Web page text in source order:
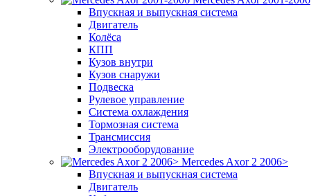
Впускная и выпускная система
Двигатель
Колёса
КПП
Кузов внутри
Кузов снаружи
Подвеска
Рулевое управление
Система охлаждения
Тормозная система
Трансмиссия
Электрооборудование
Mercedes Axor 2 2006>
Впускная и выпускная система
Двигатель